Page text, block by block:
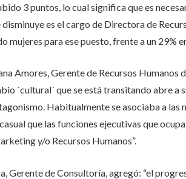
3 puntos, lo cual significa que es
es el cargo de Directora de
mujeres para ese puesto, frente a un 29%
Amores, Gerente de Recursos Humanos
´cultural´ que se está transitando abre a
Habitualmente se asociaba a las
que las funciones ejecutivas que
y/o Recursos Humanos”.
Gerente de Consultoría, agregó: “el